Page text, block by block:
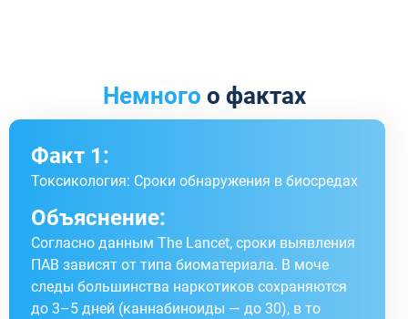
Немного о фактах
Факт 1:
Токсикология: Сроки обнаружения в биосредах
Объяснение:
Согласно данным The Lancet, сроки выявления
ПАВ зависят от типа биоматериала. В моче
следы большинства наркотиков сохраняются
до 3–5 дней (каннабиноиды — до 30), в то